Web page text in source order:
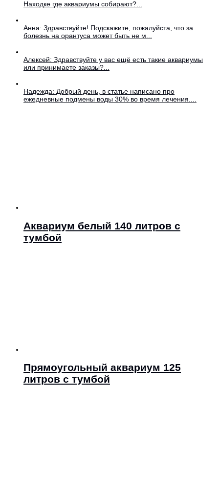
Находке где аквариумы собирают?...
Анна: Здравствуйте! Подскажите, пожалуйста, что за
болезнь на орантуса может быть не м...
Алексей: Здравствуйте у вас ещё есть такие аквариумы
или принимаете заказы?...
Надежда: Добрый день, в статье написано про
ежедневные подмены воды 30% во время лечения....
Аквариум белый 140 литров с
тумбой
Прямоугольный аквариум 125
литров с тумбой